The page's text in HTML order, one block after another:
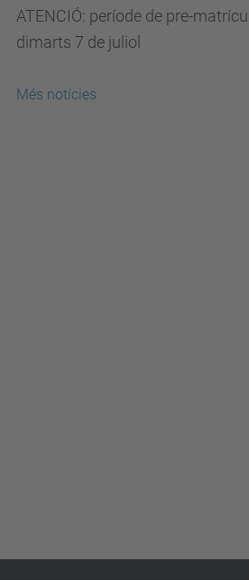
ATENCIÓ: període de pre-
dimarts 7 de juliol
Més notícies